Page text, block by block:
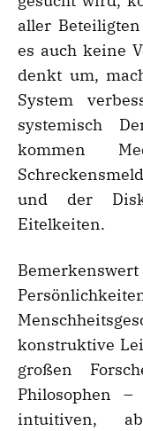
aller
es auch keine
denkt um,
System
systemisch
kommen
und der
Eitelkeiten.
Bemerkenswert
konstruktive
großen
Philosophen
intuitiven,